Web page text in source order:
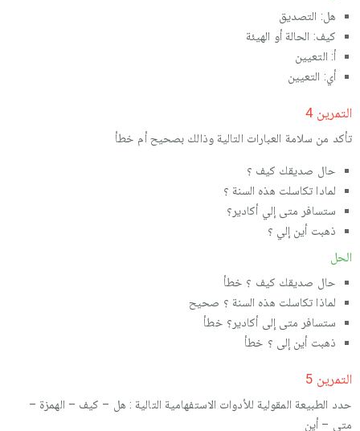
هل: التصدیق
كیف: الحالة أو الهیئة
أ: التعیین
أي: التعیین
التمرین 4
تأكد من سلامة العبارات التالیة وذالك بصحیح أم خطأ
حال صدیقك كیف ؟
لمادا تكاسلت هذه السنة ؟
ستسافر متى إلي أكادیر؟
ذهبت أین إلي ؟
الحل
حال صدیقك كیف ؟ خطأ
لماذا تكاسلت هذه السنة ؟ صحیح
ستسافر متى إلى أكادیر؟ خطأ
ذهبت أین إلى ؟ خطأ
التمرین 5
حدد الطبیعة المقولیة للأدوات الاستفهامیة التالیة : هل – كیف – الهمزة –
متى – أین